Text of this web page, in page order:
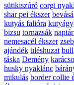
sütikiszúró corgi
shar pei ékszer
kutyás falióra kutyágy
bizsu tornazsák
nemesacél ékszer
ajándék üléshuzat
táska Demény
husky nyaklánc
mikulás border collie